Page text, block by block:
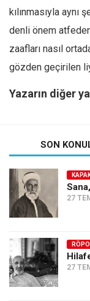
kılınmasıyla aynı
denli önem
zaafları nasıl
gözden geçirilen
Yazarın diğer
SON
27
27